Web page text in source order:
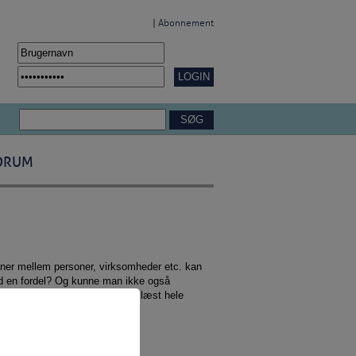
Abonnement
mellem personer, virksomheder etc. kan
fordel? Og kunne man ikke også
egne interesser? Når I har læst hele